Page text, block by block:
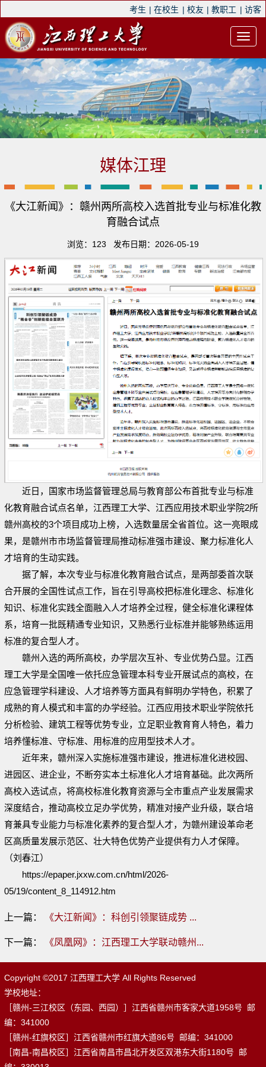
考生 | 在校生 | 校友 | 教职工 | 访客
媒体江理
《大江新闻》：赣州两所高校入选首批专业与标准化教
育融合试点
浏览： 123 发布日期：2026-05-19
近日，国家市场监督管理总局与教育部公布首批专业与标准
化教育融合试点名单，江西理工大学、江西应用技术职业学院2所
赣州高校的3个项目成功上榜，入选数量居全省首位。这一亮眼成
果，是赣州市市场监督管理局推动标准强市建设、聚力标准化人
才培育的生动实践。
据了解，本次专业与标准化教育融合试点，是两部委首次联
合开展的全国性试点工作，旨在引导高校把标准化理念、标准化
知识、标准化实践全面融入人才培养全过程，健全标准化课程体
系，培育一批既精通专业知识，又熟悉行业标准并能够熟练运用
标准的复合型人才。
赣州入选的两所高校，办学层次互补、专业优势凸显。江西
理工大学是全国唯一依托应急管理本科专业开展试点的高校，在
应急管理学科建设、人才培养等方面具有鲜明办学特色，积累了
成熟的育人模式和丰富的办学经验。江西应用技术职业学院依托
分析检验、建筑工程等优势专业，立足职业教育育人特色，着力
培养懂标准、守标准、用标准的应用型技术人才。
近年来，赣州深入实施标准强市建设，推进标准化进校园、
进园区、进企业，不断夯实本土标准化人才培育基础。此次两所
高校入选试点，将高校标准化教育资源与全市重点产业发展需求
深度结合，推动高校立足办学优势，精准对接产业升级，联合培
育兼具专业能力与标准化素养的复合型人才，为赣州建设革命老
区高质量发展示范区、壮大特色优势产业提供有力人才保障。
（刘春江）
https://epaper.jxxw.com.cn/html/2026-
05/19/content_8_114912.htm
上一篇： 《大江新闻》：科创引领聚链成势 ...
下一篇： 《凤凰网》：江西理工大学联动赣州...
Copyright ©2017 江西理工大学 All Rights Reserved
学校地址：
［赣州-三江校区（东园、西园）］江西省赣州市客家大道1958号 邮
编：341000
［赣州-红旗校区］江西省赣州市红旗大道86号 邮编：341000
［南昌-南昌校区］江西省南昌市昌北开发区双港东大街1180号 邮